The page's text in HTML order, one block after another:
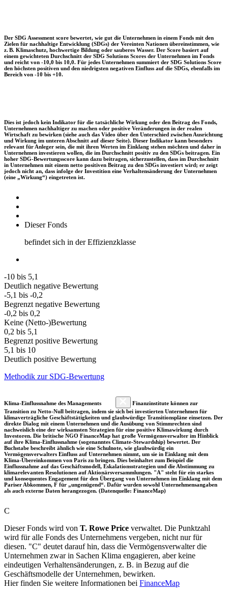
Der SDG Assessment score bewertet, wie gut die Unternehmen in einem Fonds mit den
Zielen für nachhaltige Entwicklung (SDGs) der Vereinten Nationen übereinstimmen, wie
z. B. Klimaschutz, hochwertige Bildung oder sauberes Wasser. Der Score basiert auf
einem gewichteten Durchschnitt der SDG Solutions Scores der Unternehmen im Fonds
und reicht von -10,0 bis 10,0. Für jedes Unternehmen summiert der SDG Solutions Score
den höchsten positiven und den niedrigsten negativen Einfluss auf die SDGs, ebenfalls im
Bereich von -10 bis +10.
Dies ist jedoch kein Indikator für die tatsächliche Wirkung oder den Beitrag des Fonds,
Unternehmen nachhaltiger zu machen oder positive Veränderungen in der realen
Wirtschaft zu bewirken (siehe auch das Video über den Unterschied zwischen Ausrichtung
und Wirkung im unteren Abschnitt auf dieser Seite). Dieser Indikator kann besonders
relevant für Anleger sein, die mit ihren Werten im Einklang stehen möchten und daher in
Unternehmen investieren wollen, die im Durchschnitt positiv zu den SDGs beitragen. Ein
hoher SDG-Bewertungsscore kann dazu beitragen, sicherzustellen, dass im Durchschnitt
in Unternehmen mit einem netto positiven Beitrag zu den SDGs investiert wird; er zeigt
jedoch nicht an, dass infolge der Investition eine Verhaltensänderung der Unternehmen
(eine „Wirkung“) eingetreten ist.
Dieser Fonds
befindet sich in der Effizienzklasse
-10 bis 5,1
Deutlich negative Bewertung
-5,1 bis -0,2
Begrenzt negative Bewertung
-0,2 bis 0,2
Keine (Netto-)Bewertung
0,2 bis 5,1
Begrenzt positive Bewertung
5,1 bis 10
Deutlich positive Bewertung
Methodik zur SDG-Bewertung
Klima-Einflussnahme des Managements
Finanzinstitute können zur
Transition zu Netto-Null beitragen, indem sie sich bei investierten Unternehmen für
klimaverträgliche Geschäftstätigkeiten und glaubwürdige Transitionspläne einsetzen. Der
direkte Dialog mit einem Unternehmen und die Ausübung von Stimmrechten sind
nachweislich eine der wirksamsten Strategien für eine positive Klimawirkung durch
Investoren. Die britische NGO FinanceMap hat große Vermögensverwalter im Hinblick
auf ihre Klima-Einflussnahme (sogenanntes Climate-Stewardship) bewertet. Der
Buchstabe beschreibt ähnlich wie eine Schulnote, wie glaubwürdig ein
Vermögensverwalters Einfluss auf Unternehmen nimmt, um sie in Einklang mit dem
Klima-Übereinkommen von Paris zu bringen. Dies beinhaltet zum Beispiel die
Einflussnahme auf das Geschäftsmodell, Eskalationsstrategien und die Abstimmung zu
klimarelevanten Resolutionen auf Aktionärsversammlungen. "A" steht für ein starkes
und konsequentes Engagement für den Übergang von Unternehmen im Einklang mit dem
Pariser Abkommen, F für „ungenügend“. Dafür wurden sowohl Unternehmensangaben
als auch externe Daten herangezogen. (Datenquelle: FinanceMap)
C
Dieser Fonds wird von T. Rowe Price verwaltet. Die Punktzahl
wird für alle Fonds des Unternehmens vergeben, nicht nur für
diesen. "C" deutet darauf hin, dass die Vermögensverwalter die
Unternehmen zwar in Sachen Klima engagieren, aber keine
eindeutigen Verhaltensänderungen, z. B. in Bezug auf die
Geschäftsmodelle der Unternehmen, bewirken.
Hier finden Sie weitere Informationen bei FinanceMap